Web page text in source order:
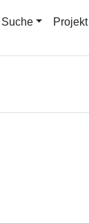
Suche Projekt